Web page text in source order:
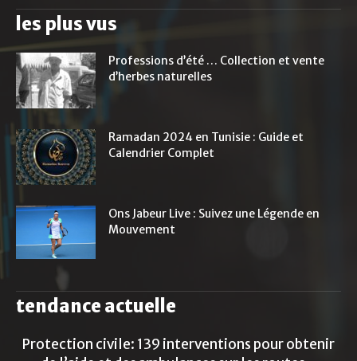
les plus vus
Professions d’été … Collection et vente
d’herbes naturelles
Ramadan 2024 en Tunisie : Guide et
Calendrier Complet
Ons Jabeur Live : Suivez une Légende en
Mouvement
tendance actuelle
Protection civile: 139 interventions pour obtenir